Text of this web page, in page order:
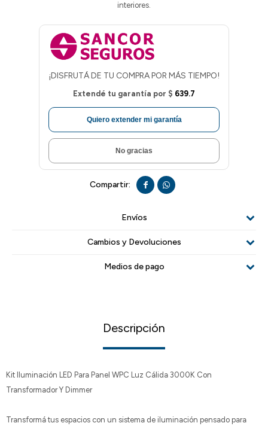
interiores.
¡DISFRUTÁ DE TU COMPRA POR MÁS TIEMPO!
Extendé tu garantía por $ 639.7
Quiero extender mi garantía
No gracias
 
Envíos
Cambios y Devoluciones
Medios de pago
Descripción
Kit Iluminación LED Para Panel WPC Luz Cálida 3000K Con
Transformador Y Dimmer
Transformá tus espacios con un sistema de iluminación pensado para